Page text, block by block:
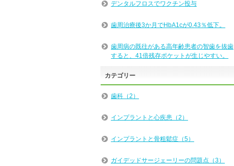
デンタルフロスでワクチン投与
歯周治療後3か月でHbA1cが0.43％低下。
歯周病の既往がある高年齢患者の智歯を抜歯
すると、41倍残存ポケットが生じやすい。
カテゴリー
歯科（2）
インプラントと心疾患（2）
インプラントと骨粗鬆症（5）
ガイデッドサージェーリーの問題点（3）